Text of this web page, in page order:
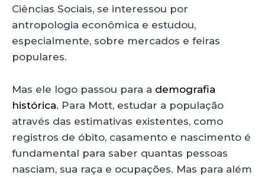
Ciências Sociais, se interessou por
antropologia econômica e estudou,
especialmente, sobre mercados e feiras
populares.
Mas ele logo passou para a demografia
histórica. Para Mott, estudar a população
através das estimativas existentes, como
registros de óbito, casamento e nascimento é
fundamental para saber quantas pessoas
nasciam, sua raça e ocupações. Mas para além